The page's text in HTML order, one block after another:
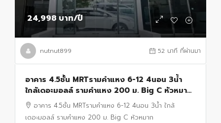
24,998 บาท/ปี
nutnut899 52 นาที ที่ผ่านมา
อาคาร 4.5ชั้น MRTรามคำแหง 6-12 4นอน 3น้ำ
ใกล้เดอะมอลล์ รามคำแหง 200 ม. Big C หัวหมาก
เชื่อมต่อพระราม9 18ตร.ว. 300 ตร.ม.
อาคาร 4.5ชั้น MRTรามคำแหง 6-12 4นอน 3น้ำ ใกล้
เดอะมอลล์ รามคำแหง 200 ม. Big C หัวหมาก